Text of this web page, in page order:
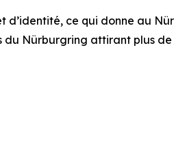
ce qui donne au
Nürburgring attirant plus